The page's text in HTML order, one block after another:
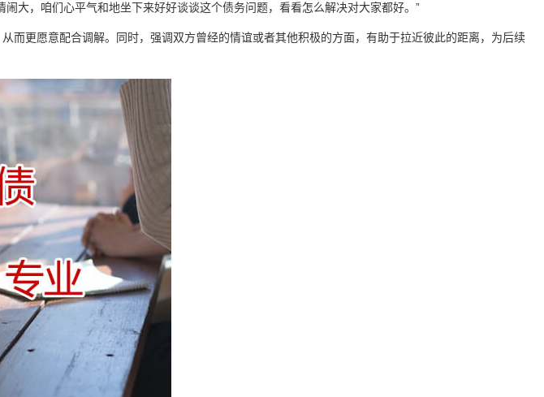
大，咱们心平气和地坐下来好好谈谈这个债务问题，看看怎么解决对大家都好。”
而更愿意配合调解。同时，强调双方曾经的情谊或者其他积极的方面，有助于拉近彼此的距离，为后续